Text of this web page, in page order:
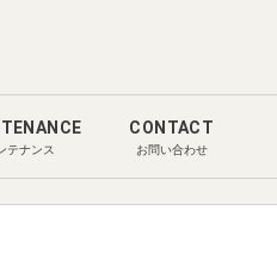
テナンス
CONTACT
お問い合わせ